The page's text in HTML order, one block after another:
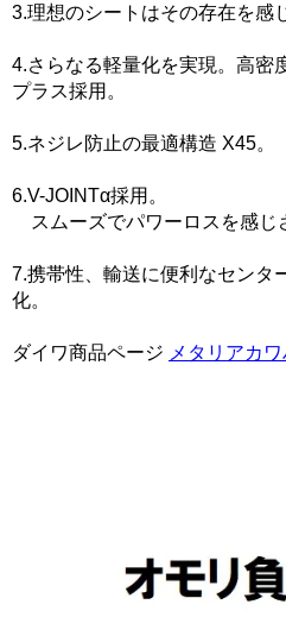
3.理想のシートはその存在を感
4.さらなる軽量化を実現。高密
プラス採用。
5.ネジレ防止の最適構造 X45。
6.V-JOINTα採用。
スムーズでパワーロスを感じ
7.携帯性、輸送に便利なセンタ
化。
ダイワ商品ページ メタリアカ